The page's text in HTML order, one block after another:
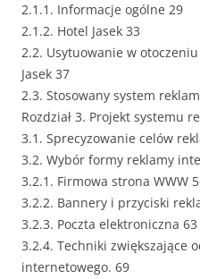
2.1.1. Informacje ogólne 29
2.1.2. Hotel Jasek 33
2.2. Usytuowanie w
Jasek 37
2.3. Stosowany system
Rozdział 3. Projekt systemu
3.1. Sprecyzowanie celów
3.2. Wybór formy reklamy
3.2.1. Firmowa strona WWW
3.2.2. Bannery i przyciski
3.2.3. Poczta elektroniczna 63
3.2.4. Techniki zwiększające
internetowego. 69